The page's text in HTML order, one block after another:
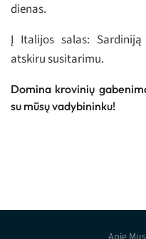
dienas.
Į Italijos salas:
atskiru susitarimu.
Domina krovinių
su mūsų vadybininku!